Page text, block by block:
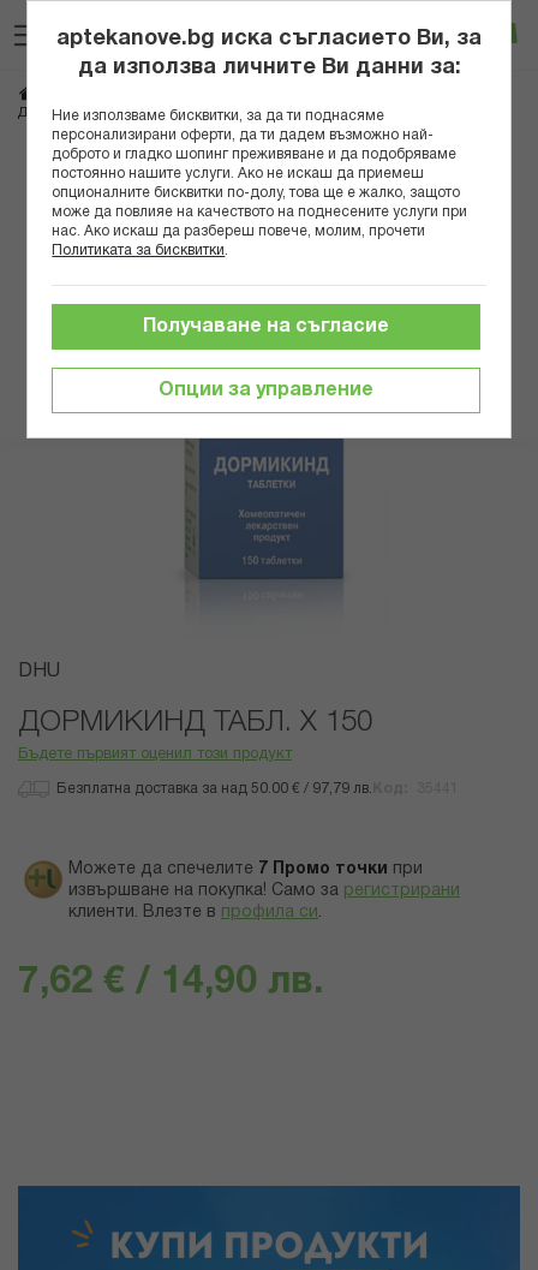
към
съдържанието
Вход
ДОРМИКИНД ТАБЛ. Х 150
Преминете
края
Преминете
началото
DHU
ДОРМИКИНД ТАБЛ. Х 150
Бъдете първият оценил този продукт
Безплатна доставка за над 50.00 € / 97,79 лв.
Можете да спечелите 7 Промо точки
при
извършване на покупка! Само за регистрирани
клиенти. Влезте в профила си .
7,62 € / 14,90 лв.
aptekanove.bg иска съгласието Ви, за
да използва личните Ви данни за:
Ние използваме бисквитки, за да ти поднасяме
персонализирани оферти, да ти дадем възможно най-
доброто и гладко шопинг преживяване и да подобряваме
постоянно нашите услуги. Ако не искаш да приемеш
опционалните бисквитки по-долу, това ще е жалко, защото
може да повлияе на качеството на поднесените услуги при
нас. Ако искаш да разбереш повече, молим, прочети
Политиката за бисквитки
Опции за управление
Получаване на съгласие